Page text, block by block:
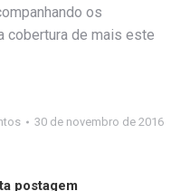
os
cobertura de mais este
30 de novembro de 2016
postagem